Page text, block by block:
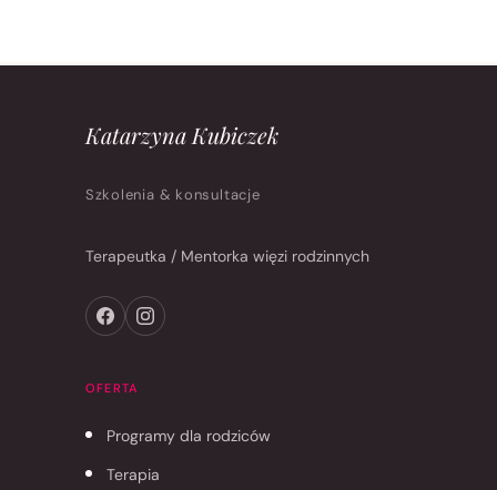
Katarzyna Kubiczek
Szkolenia & konsultacje
Terapeutka / Mentorka więzi rodzinnych
OFERTA
Programy dla rodziców
Terapia